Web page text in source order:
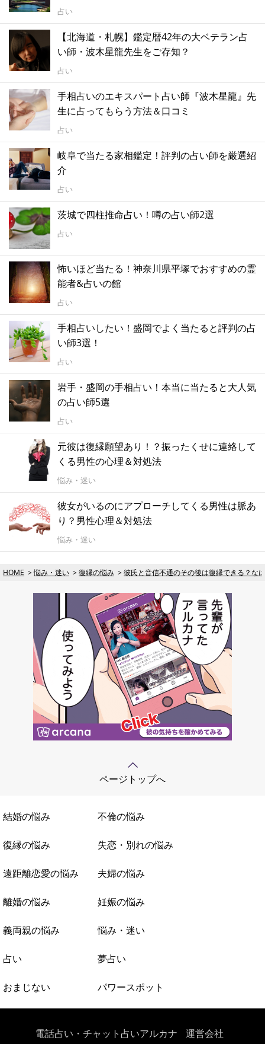
占い
【北海道・札幌】鑑定暦42年の大ベテラン占
い師・波木星龍先生をご存知？
占い
手相占いのエキスパート占い師『波木星龍』先
生に占ってもらう方法＆口コミ
占い
岐阜で当たる家相鑑定！評判の占い師を厳選紹
介
占い
茨城で四柱推命占い！噂の占い師2選
占い
怖いほど当たる！神奈川県平塚でおすすめの霊
能者&占いの館
占い
手相占いしたい！盛岡でよく当たると評判の占
い師3選！
占い
岩手・盛岡の手相占い！本当に当たると大人気
の占い師5選
占い
元彼は復縁願望あり！？振ったくせに連絡して
くる男性の心理＆対処法
悩み・迷い
彼女がいるのにアプローチしてくる男性は脈あ
り？男性心理＆対処法
悩み・迷い
HOME 悩み・迷い 復縁の悩み 彼氏と音信不通のその後は復縁できる？な
ページトップへ
結婚の悩み 不倫の悩み
復縁の悩み 失恋・別れの悩み
遠距離恋愛の悩み 夫婦の悩み
離婚の悩み 妊娠の悩み
義両親の悩み 悩み・迷い
占い 夢占い
おまじない パワースポット
電話占い・チャット占いアルカナ 運営会社